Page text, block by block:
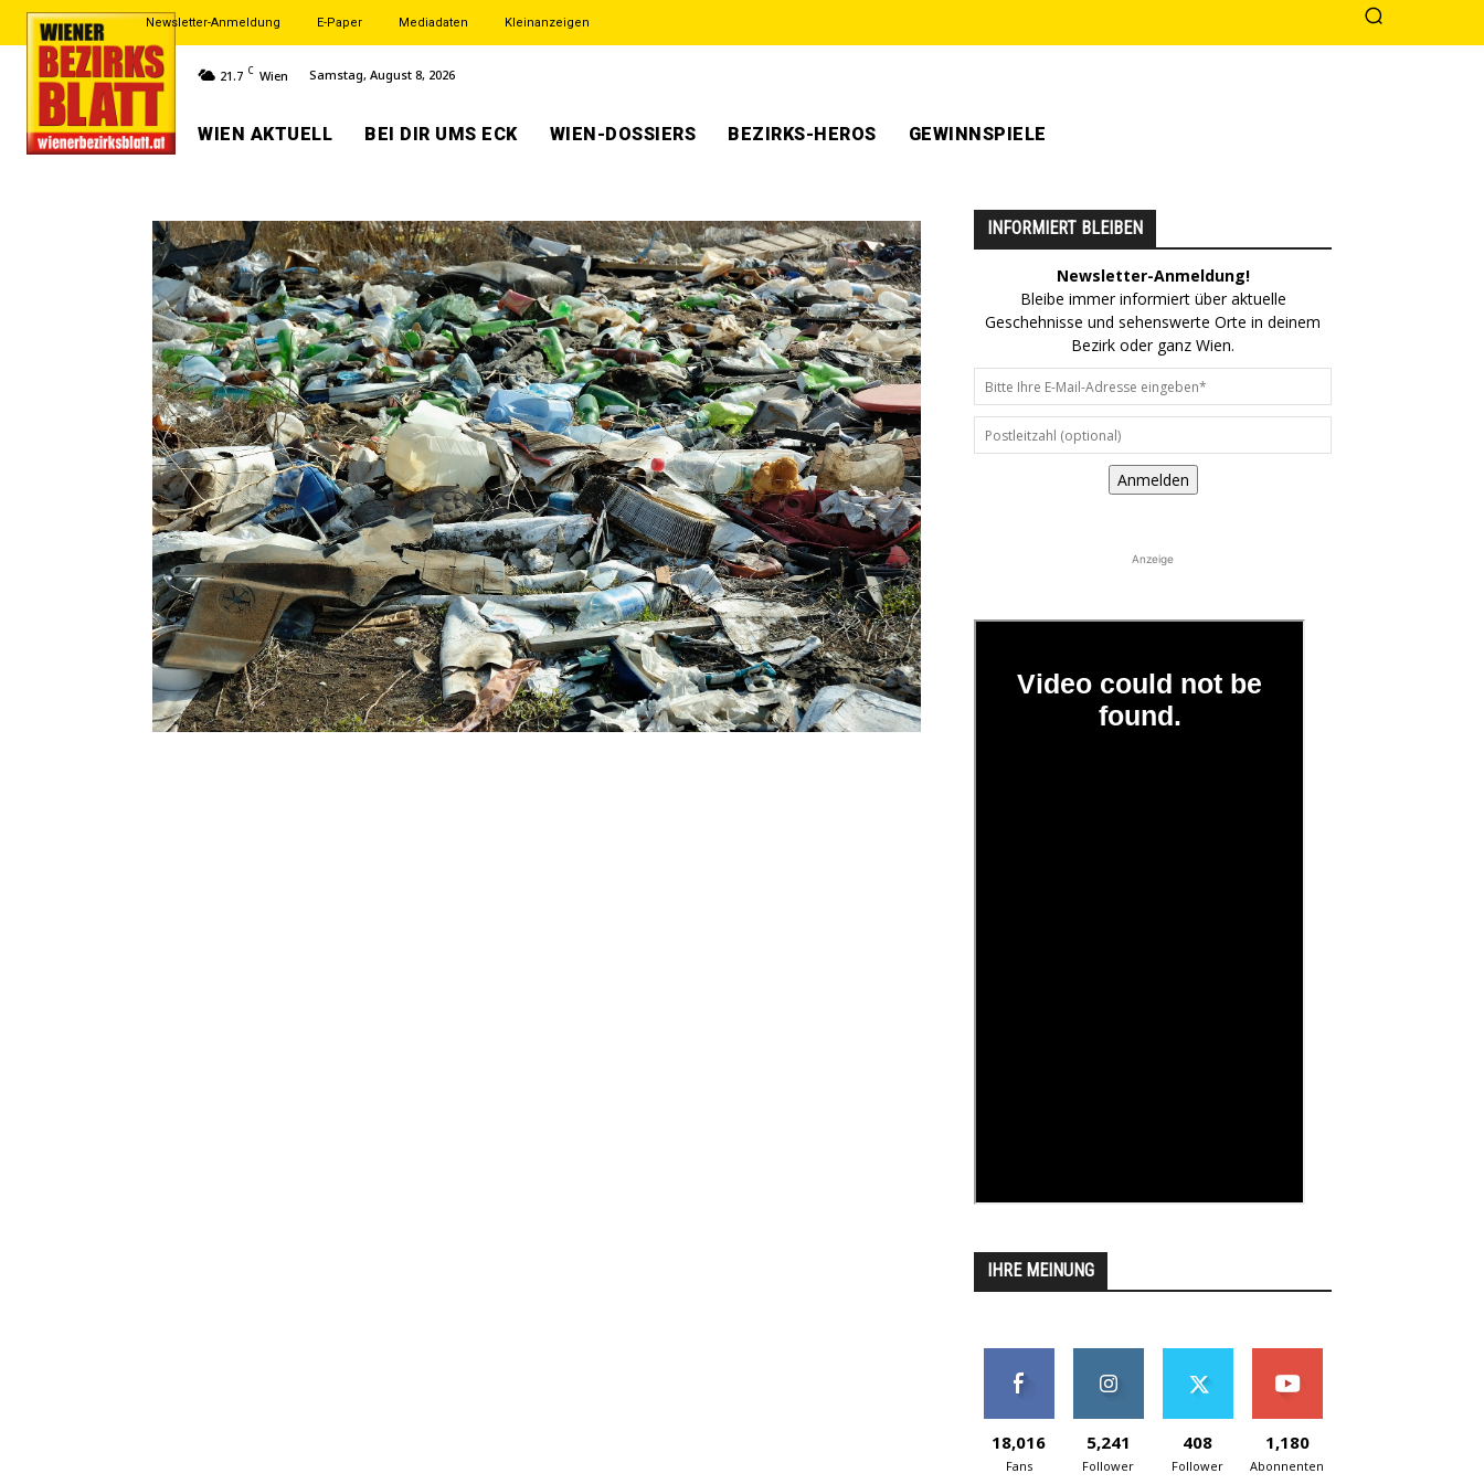
Newsletter-Anmeldung E-Paper Mediadaten Kleinanzeigen
21.7 C Wien Samstag, August 8, 2026
WIEN AKTUELL BEI DIR UMS ECK WIEN-DOSSIERS BEZIRKS-HEROS GEWINNSPIELE
INFORMIERT BLEIBEN
Newsletter-Anmeldung!
Bleibe immer informiert über aktuelle
Geschehnisse und sehenswerte Orte in deinem
Bezirk oder ganz Wien.
Anmelden
Anzeige
IHRE MEINUNG
18,016
Fans
5,241
Follower
408
Follower
1,180
Abonnenten